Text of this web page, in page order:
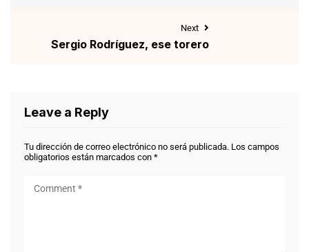
Next
Sergio Rodríguez, ese torero
Leave a Reply
Tu dirección de correo electrónico no será publicada. Los campos
obligatorios están marcados con *